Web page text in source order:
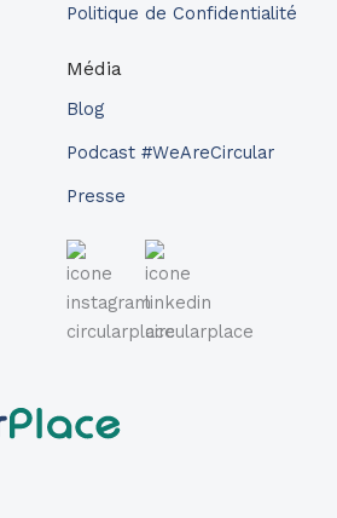
Politique de Confidentialité
Média
Blog
Podcast #WeAreCircular
Presse